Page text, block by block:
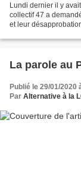
Lundi dernier il y
collectif 47 a
et leur
La parole au
Publié le 29/01/2020
Par Alternative à la